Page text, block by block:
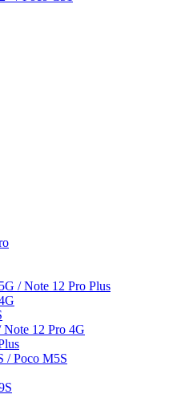
/ Note 12 Pro Plus
Note 12 Pro 4G
/ Poco M5S